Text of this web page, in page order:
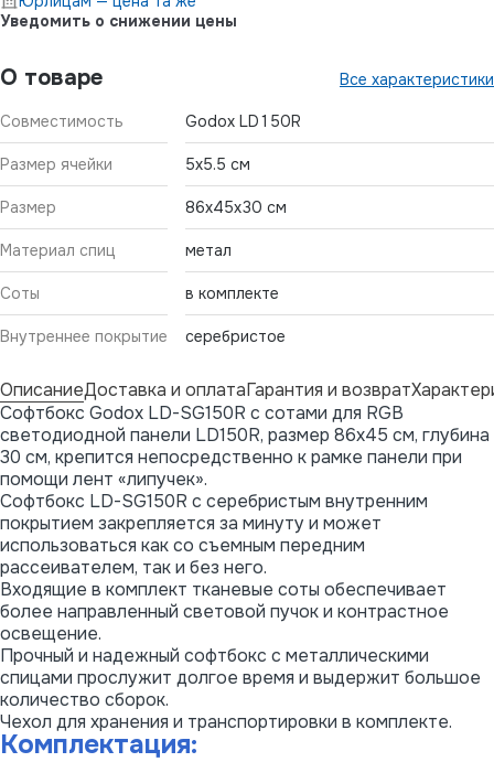
О товаре Все характеристики
Совместимость Godox LD150R
Размер ячейки 5х5.5 см
Размер 86х45х30 см
Материал спиц метал
Соты в комплекте
Внутреннее покрытие серебристое
Уведомить о снижении цены
ОписаниеДоставка и оплатаГарантия и возврат
Софтбокс Godox LD-SG150R с сотами для RGB
светодиодной панели LD150R, размер 86х45 см, глубина
30 см, крепится непосредственно к рамке панели при
помощи лент «липучек».
Софтбокс LD-SG150R с серебристым внутренним
покрытием закрепляется за минуту и может
использоваться как со съемным передним
рассеивателем, так и без него.
Входящие в комплект тканевые соты обеспечивает
более направленный световой пучок и контрастное
освещение.
Прочный и надежный софтбокс с металлическими
спицами прослужит долгое время и выдержит большое
количество сборок.
Чехол для хранения и транспортировки в комплекте.
Комплектация: